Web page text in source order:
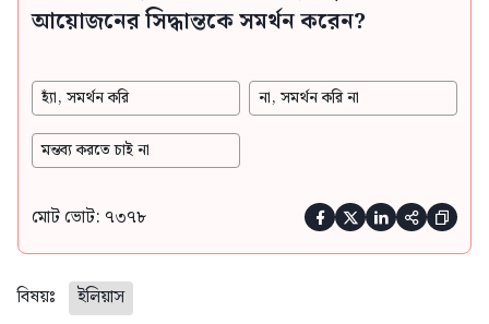
আয়োজনের সিদ্ধান্তকে সমর্থন করেন?
হ্যাঁ, সমর্থন করি না, সমর্থন করি না
মন্তব্য করতে চাই না
মোট ভোট: ৭৩৭৮     
বিষয়ঃ ইলিয়াস